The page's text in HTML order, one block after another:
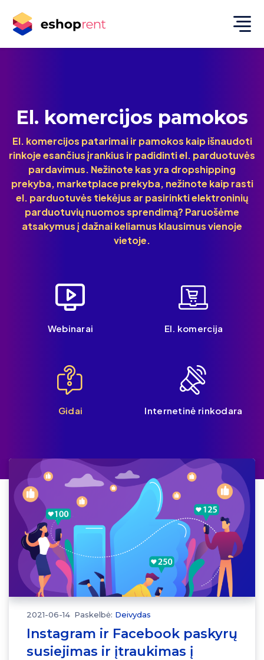
El. komercijos pamokos
El. komercijos patarimai ir pamokos kaip išnaudoti
rinkoje esančius įrankius ir padidinti el. parduotuvės
pardavimus. Nežinote kas yra dropshipping
prekyba, marketplace prekyba, nežinote kaip rasti
el. parduotuvės tiekėjus ar pasirinkti elektroninių
parduotuvių nuomos sprendimą? Paruošėme
atsakymus į dažnai keliamus klausimus vienoje
vietoje.
Webinarai El. komercija
Gidai Internetinė rinkodara
2021-06-14 Paskelbė: Deivydas
Instagram ir Facebook paskyrų
susiejimas ir įtraukimas į